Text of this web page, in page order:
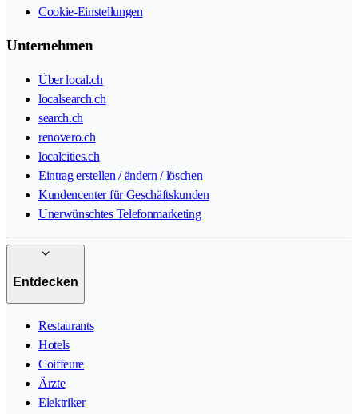
Cookie-Einstellungen
Unternehmen
Über local.ch
localsearch.ch
search.ch
renovero.ch
localcities.ch
Eintrag erstellen / ändern / löschen
Kundencenter für Geschäftskunden
Unerwünschtes Telefonmarketing
Entdecken
Restaurants
Hotels
Coiffeure
Ärzte
Elektriker